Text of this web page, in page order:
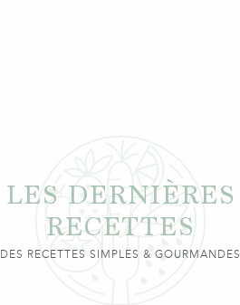
LES DERNIÈRES
RECETTES
DES RECETTES SIMPLES & GOURMANDES